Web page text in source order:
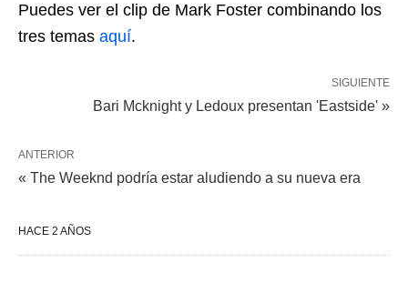
Puedes ver el clip de Mark Foster combinando los
tres temas aquí.
SIGUIENTE
Bari Mcknight y Ledoux presentan 'Eastside' »
ANTERIOR
« The Weeknd podría estar aludiendo a su nueva era
HACE 2 AÑOS